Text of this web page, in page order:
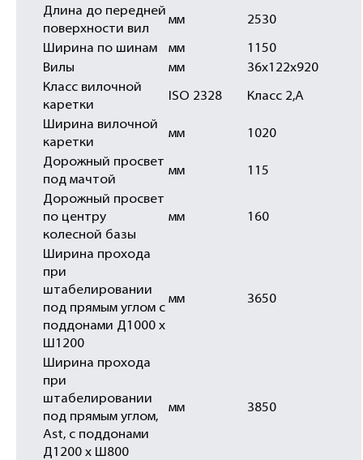
Длина до передней
поверхности вил
мм 2530
Ширина по шинам мм
1150
Вилы
мм
36х122х920
Класс вилочной
каретки
ISO 2328 Класс 2,А
Ширина вилочной
каретки
мм 1020
Дорожный просвет
под мачтой
мм 115
Дорожный просвет
по центру
колесной базы
мм 160
Ширина прохода
при
штабелировании
под прямым углом с
поддонами Д1000 х
Ш1200
мм 3650
Ширина прохода
при
штабелировании
под прямым углом,
Ast, с поддонами
Д1200 x Ш800
мм 3850